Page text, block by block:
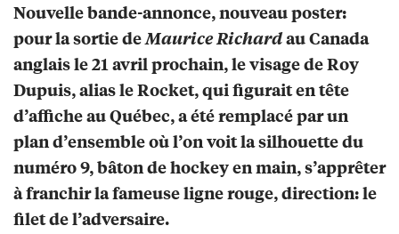
Nouvelle bande-annonce, nouveau poster:
pour la sortie deMaurice Richardau Canada
anglais le 21 avril prochain, le visage de Roy
Dupuis, alias le Rocket, qui figurait en tête
d’affiche au Québec, a été remplacé par un
plan d’ensemble où l’on voit la silhouette du
numéro 9, bâton de hockey en main, s’apprêter
à franchir la fameuse ligne rouge, direction: le
filet de l’adversaire.